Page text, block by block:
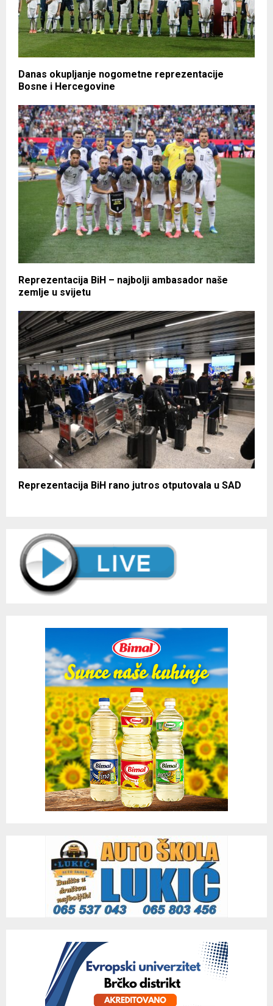
Danas okupljanje nogometne reprezentacije
Bosne i Hercegovine
Reprezentacija BiH – najbolji ambasador naše
zemlje u svijetu
Reprezentacija BiH rano jutros otputovala u SAD